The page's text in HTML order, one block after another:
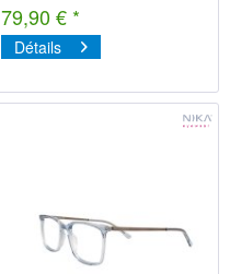
79,90 € *
Détails